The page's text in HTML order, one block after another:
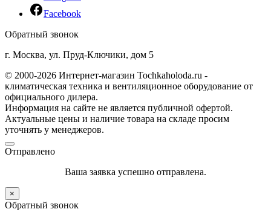
Facebook
Обратный звонок
г. Москва, ул. Пруд-Ключики, дом 5
© 2000-2026 Интернет-магазин Tochkaholoda.ru -
климатическая техника и вентиляционное оборудование от
официального дилера.
Информация на сайте не является публичной офертой.
Актуальные цены и наличие товара на складе просим
уточнять у менеджеров.
Отправлено
Ваша заявка успешно отправлена.
×
Обратный звонок